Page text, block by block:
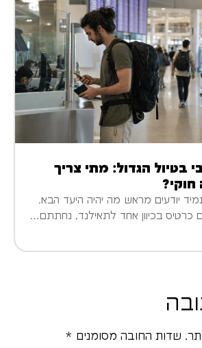
בטיול הגדול: מתי צריך
חוקי?
יודעים מראש מה יהיה היעד הבא.
כרטיס בכיוון אחד לתאילנד, נחתתם…
שדות החובה מסומנים *